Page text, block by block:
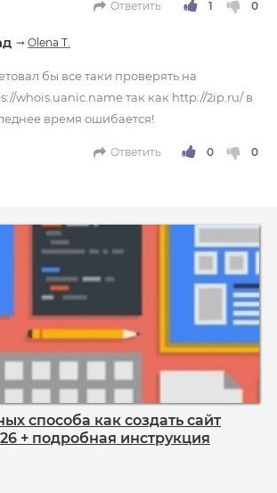
Ответить
➞ Olena T.
бы все таки проверять на
whois.uanic.name так как http://2ip.ru/ в
время ошибается!
Ответить
способа как создать сайт
+ подробная инструкция